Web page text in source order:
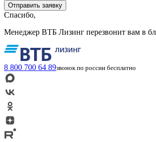
Спасибо,
Менеджер ВТБ Лизинг перезвонит вам в
8 800 700 64 89звонок по россии бесплатно